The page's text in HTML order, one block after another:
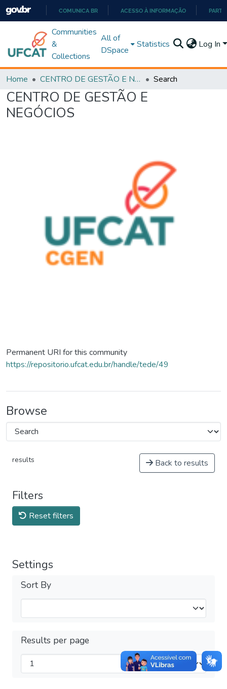
PARA
O
COMUNICA BR ACESSO À INFORMAÇÃO
Communities
&
Collections
All of
DSpace
Statistics Log In
Home CENTRO DE GESTÃO E NEGÓCIOS Search
CENTRO DE GESTÃO E
NEGÓCIOS
Permanent URI for this community
https://repositorio.ufcat.edu.br/handle/tede/49
Browse
results Back to results
Filters
Reset filters
Settings
Sort By
Results per page